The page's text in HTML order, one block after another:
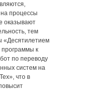
процессы
оказывают
тем
«Десятилетием
программы к
по переводу
систем на
что в